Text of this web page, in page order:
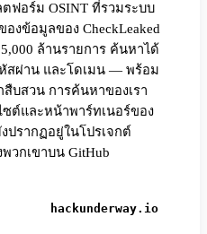
ตฟอร์ม OSINT ที่รวมระบบ
งข้อมูลของ CheckLeaked
ล้านรายการ ค้นหาได้
สผ่าน และโดเมน — พร้อม
บสวน การค้นหาของเรา
ต์และหน้าพาร์ทเนอร์ของ
ปรากฏอยู่ในโปรเจกต์
พวกเขาบน GitHub
hackunderway.io